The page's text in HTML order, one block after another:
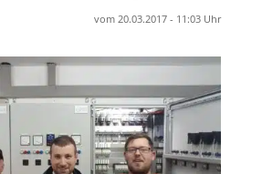
vom 20.03.2017 - 11:03 Uhr